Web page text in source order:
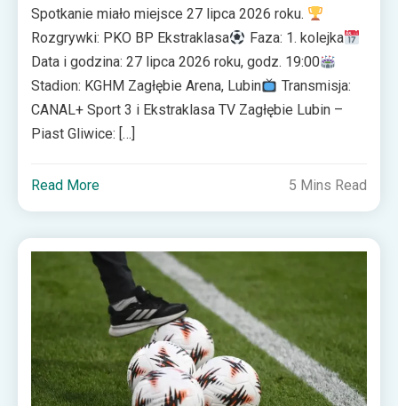
Spotkanie miało miejsce 27 lipca 2026 roku.
Rozgrywki: PKO BP Ekstraklasa
Faza: 1. kolejka
Data i godzina: 27 lipca 2026 roku, godz. 19:00
Stadion: KGHM Zagłębie Arena, Lubin
Transmisja:
CANAL+ Sport 3 i Ekstraklasa TV Zagłębie Lubin –
Piast Gliwice: […]
Read More 5 Mins Read